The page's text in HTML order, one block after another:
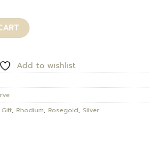
Add to wishlist
Gift, Rhodium, Rosegold, Silver